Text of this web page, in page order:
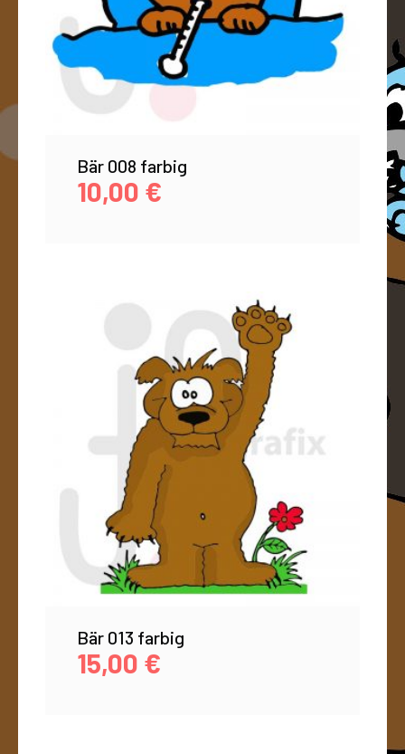
Bär 008 farbig
10,00 €
Bär 013 farbig
15,00 €